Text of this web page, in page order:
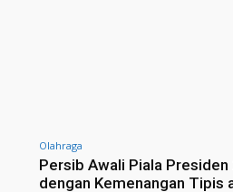
Olahraga
Persib Awali Piala Presiden
dengan Kemenangan Tipis